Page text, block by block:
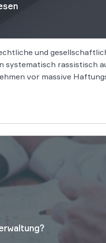
und
systematisch rassistisch
vor massive